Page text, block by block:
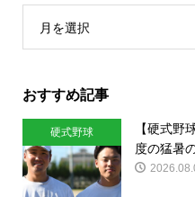
月を選択
おすすめ記事
硬式野球
【硬式野
度の猛暑